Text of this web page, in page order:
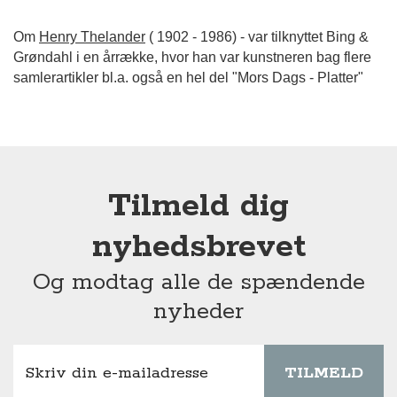
Om Henry Thelander ( 1902 - 1986) - var tilknyttet Bing &
Grøndahl i en årrække, hvor han var kunstneren bag flere
samlerartikler bl.a. også en hel del "Mors Dags - Platter"
Tilmeld dig
nyhedsbrevet
Og modtag alle de spændende
nyheder
TILMELD